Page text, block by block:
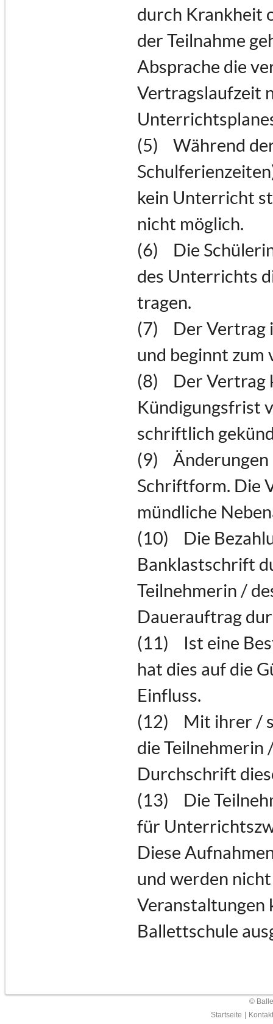
durch Krankheit
der Teilnahme
Absprache die
Vertragslaufzeit
(5) Während der
kein Unterricht
nicht möglich.
(6) Die
des Unterrichts
tragen.
(7) Der Vertrag
und beginnt
(8) Der Vertrag
Kündigungsfrist
schriftlich
(9) Änderungen
Schriftform. Die
mündliche
(10) Die
Banklastschrift
Teilnehmerin /
Dauerauftrag
(11) Ist eine
hat dies auf die
Einfluss.
(12) Mit ihrer /
die Teilnehmerin
Durchschrift
(13) Die
für
Diese
und werden
Veranstaltungen
Ballettschule
©
Startseite
Kontakt